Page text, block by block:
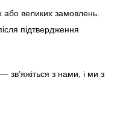
великих замовлень.
підтвердження
з нами, і ми з